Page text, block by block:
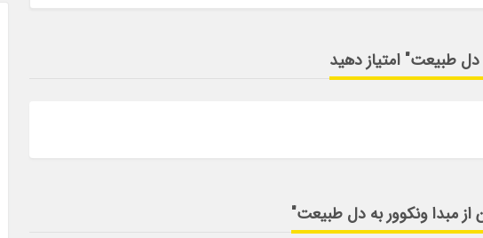
دل طبیعت" امتیاز دهید
از مبدا ونکوور به دل طبیعت"